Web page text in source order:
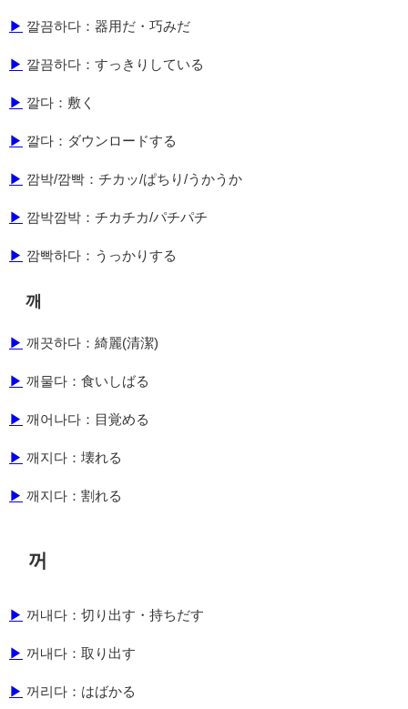
▶ 깔끔하다：器用だ・巧みだ
▶ 깔끔하다：すっきりしている
▶ 깔다：敷く
▶ 깔다：ダウンロードする
▶ 깜박/깜빡：チカッ/ぱちり/うかうか
▶ 깜박깜박：チカチカ/パチパチ
▶ 깜빡하다：うっかりする
깨
▶ 깨끗하다：綺麗(清潔)
▶ 깨물다：食いしばる
▶ 깨어나다：目覚める
▶ 깨지다：壊れる
▶ 깨지다：割れる
꺼
▶ 꺼내다：切り出す・持ちだす
▶ 꺼내다：取り出す
▶ 꺼리다：はばかる